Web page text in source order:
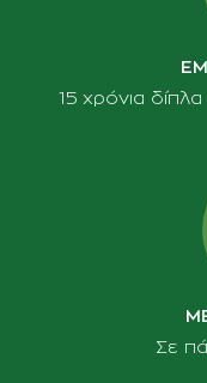
15 χρόνια δίπλα
Σε